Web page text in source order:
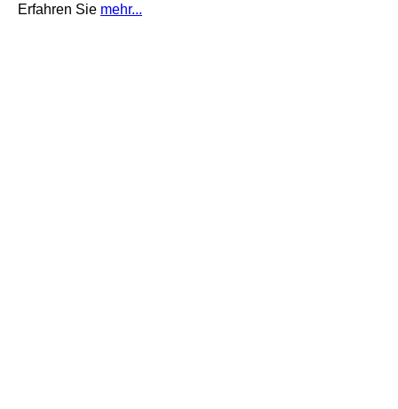
Erfahren Sie mehr...